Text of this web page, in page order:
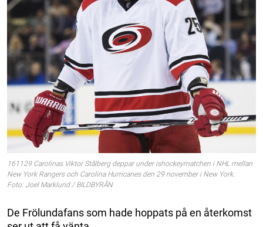
161129 Carolinas Viktor Stålberg deppar under ishockeymatchen i NHL mellan
New York Rangers och Carolina Hurricanes den 29 november i New York.
Foto: Joel Marklund / BILDBYRÅN
De Frölundafans som hade hoppats på en återkomst